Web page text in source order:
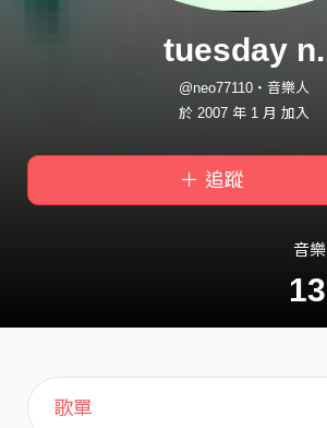
tuesday n.
@neo77110・音樂人
於 2007 年 1 月 加入
＋ 追蹤
音樂
13
主頁
音樂
歌單
喜歡
關於